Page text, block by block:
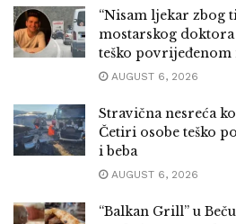
“Nisam ljekar zbog
mostarskog
teško povrijeđenom
AUGUST 6, 2026
Stravična nesreća
Četiri osobe teško
i beba
AUGUST 6, 2026
“Balkan Grill” u